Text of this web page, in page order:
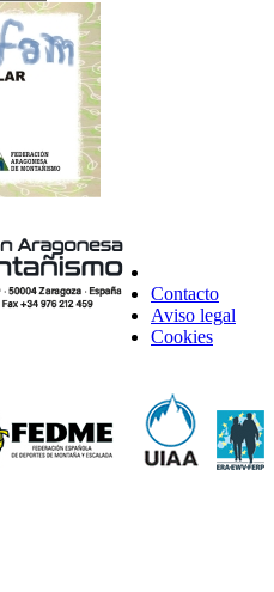
Contacto
Aviso legal
Cookies